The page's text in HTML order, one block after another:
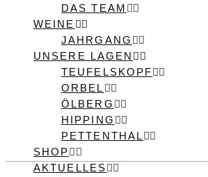
DAS TEAM
WEINE
JAHRGANG
UNSERE LAGEN
TEUFELSKOPF
ORBEL
ÖLBERG
HIPPING
PETTENTHAL
SHOP
AKTUELLES